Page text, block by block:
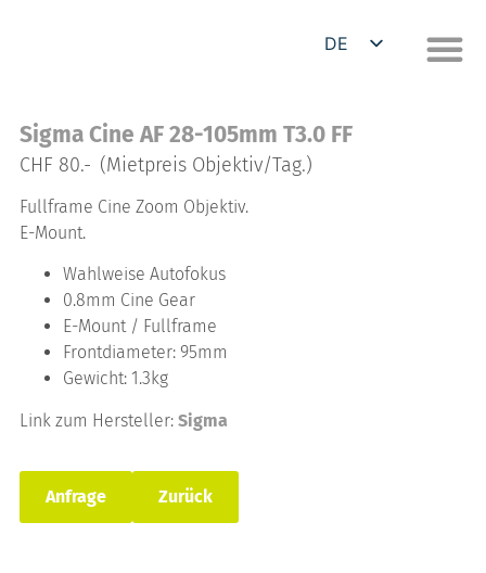
DE
Sigma Cine AF 28-105mm T3.0 FF
CHF 80.- (Mietpreis Objektiv/Tag.)
Fullframe Cine Zoom Objektiv.
E-Mount.
Wahlweise Autofokus
0.8mm Cine Gear
E-Mount / Fullframe
Frontdiameter: 95mm
Gewicht: 1.3kg
Link zum Hersteller: Sigma
Anfrage Zurück